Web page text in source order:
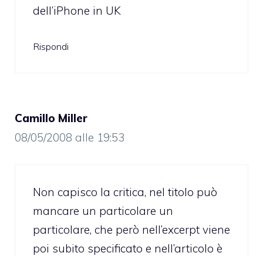
dell’iPhone in UK
Rispondi
Camillo Miller
08/05/2008 alle 19:53
Non capisco la critica, nel titolo può
mancare un particolare un
particolare, che però nell’excerpt viene
poi subito specificato e nell’articolo è